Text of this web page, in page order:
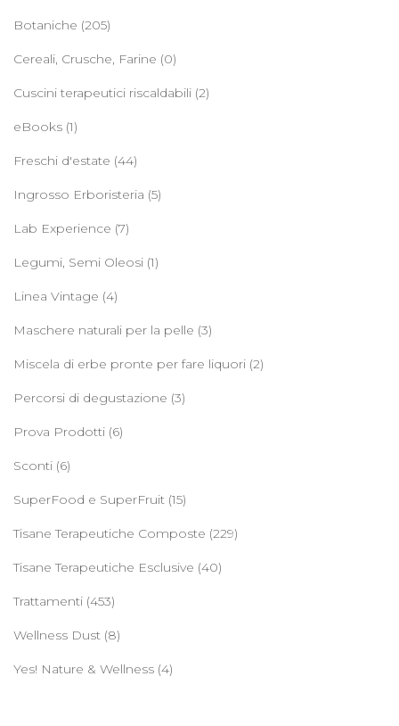
Botaniche (205)
Cereali, Crusche, Farine (0)
Cuscini terapeutici riscaldabili (2)
eBooks (1)
Freschi d'estate (44)
Ingrosso Erboristeria (5)
Lab Experience (7)
Legumi, Semi Oleosi (1)
Linea Vintage (4)
Maschere naturali per la pelle (3)
Miscela di erbe pronte per fare liquori (2)
Percorsi di degustazione (3)
Prova Prodotti (6)
Sconti (6)
SuperFood e SuperFruit (15)
Tisane Terapeutiche Composte (229)
Tisane Terapeutiche Esclusive (40)
Trattamenti (453)
Wellness Dust (8)
Yes! Nature & Wellness (4)